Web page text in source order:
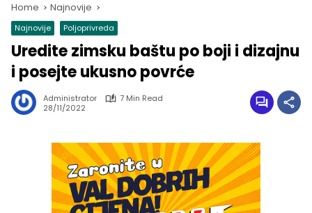
Home Najnovije
Najnovije Poljoprivreda
Uredite zimsku baštu po boji i dizajnu
i posejte ukusno povrće
Administrator
7 Min Read
28/11/2022